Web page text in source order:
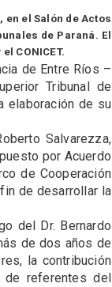
el Salón de Actos
de Paraná. El
CONICET.
de Entre Ríos –
Tribunal de
elaboración de su
Salvarezza,
por Acuerdo
de Cooperación
de desarrollar la
del Dr. Bernardo
de dos años de
la contribución
de referentes del